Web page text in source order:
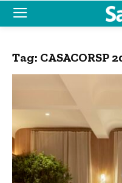
Tag: CASACORSP